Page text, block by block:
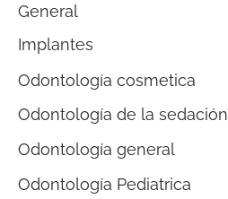
General
Implantes
Odontología cosmetica
Odontología de la sedación
Odontología general
Odontología Pediatrica